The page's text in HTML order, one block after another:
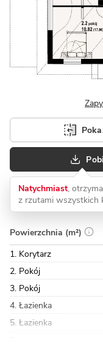
Natychmiast,
z rzutami wszystkich
Powierzchnia (m²)
1. Korytarz
2. Pokój
3. Pokój
4. Łazienka
5. Łazienka